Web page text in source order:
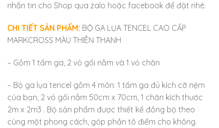
nhắn tin cho Shop qua zalo hoặc facebook để đặt nhé.
CHI TIẾT SẢN PHẨM: BỘ GA LỤA TENCEL CAO CẤP
MARKCROSS MÀU THIÊN THANH
– Gồm 1 tấm ga, 2 vỏ gối nằm và 1 vỏ chăn
– Bộ ga lụa tencel gồm 4 món: 1 tấm ga đủ kích cỡ nệm
của bạn, 2 vỏ gối nằm 50cm x 70cm, 1 chăn kích thước
2m x 2m3 . Bộ sản phẩm được thiết kế đồng bộ theo
cùng một phong cách, góp phần tô điểm cho không